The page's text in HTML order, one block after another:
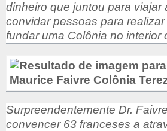
dinheiro que juntou para viajar
convidar pessoas para
fundar uma Colônia no interior
Surpreendentemente Dr.
convencer 63 franceses a